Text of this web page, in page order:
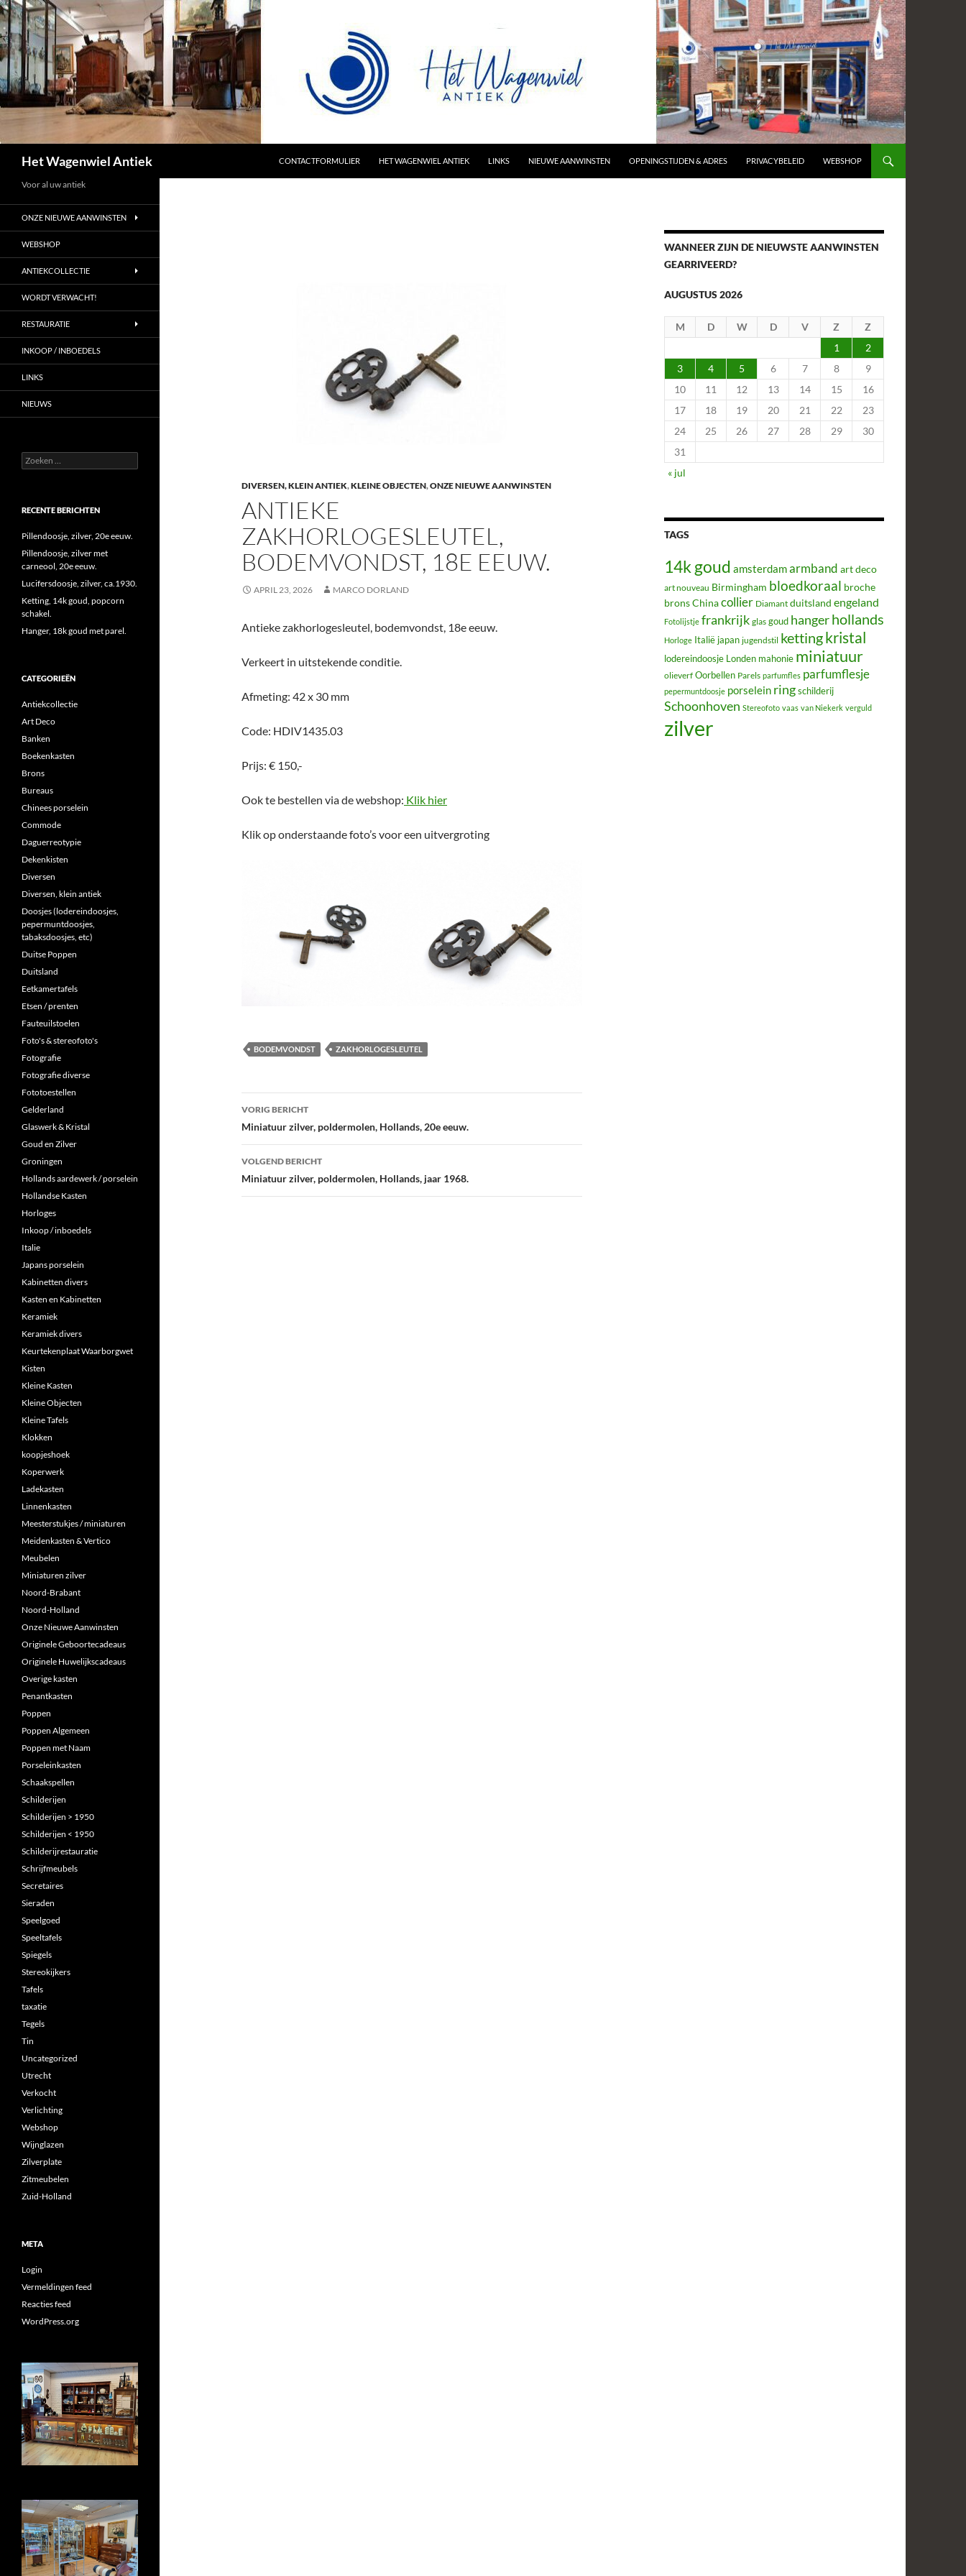
Het Wagenwiel Antiek
CONTACTFORMULIER
HET WAGENWIEL ANTIEK LINKS NIEUWE AANWINSTEN OPENINGSTIJDEN & ADRES PRIVACYBELEID WEBSHOP
DIVERSEN, KLEIN ANTIEK,KLEINE OBJECTEN,ONZE NIEUWE AANWINSTEN
ANTIEKE
ZAKHORLOGESLEUTEL,
BODEMVONDST, 18E EEUW.
APRIL 23, 2026 MARCO DORLAND
Antieke zakhorlogesleutel, bodemvondst, 18e eeuw.
Verkeert in uitstekende conditie.
Afmeting: 42 x 30 mm
Code: HDIV1435.03
Prijs: € 150,-
Ook te bestellen via de webshop: Klik hier
Klik op onderstaande foto’s voor een uitvergroting
BODEMVONDST ZAKHORLOGESLEUTEL
Berichtnavigatie
VORIG BERICHT
Miniatuur zilver, poldermolen, Hollands, 20e eeuw.
VOLGEND BERICHT
Miniatuur zilver, poldermolen, Hollands, jaar 1968.
WANNEER ZIJN DE NIEUWSTE AANWINSTEN
GEARRIVEERD?
AUGUSTUS 2026
M D W D V Z
Z
1
2
3
4 5 6 7 8
9
10
11 12 13 14 15
16
17
18 19 20 21 22
23
24
25 26 27 28 29
30
31
« jul
TAGS
14k goud amsterdamarmband art deco
art nouveau Birmingham bloedkoraal broche
bronsChinacollier Diamant duitsland engeland
Fotolijstje frankrijk glas goud hangerhollands
Horloge Italië japan jugendstil kettingkristal
lodereindoosje Londen mahonie miniatuur
olieverf Oorbellen Parels parfumfles parfumflesje
pepermuntdoosje porselein ringschilderij
Schoonhoven Stereofoto vaas van Niekerk verguld
zilver
Voor al uw antiek
ONZE NIEUWE AANWINSTEN
WEBSHOP
ANTIEKCOLLECTIE
WORDT VERWACHT!
RESTAURATIE
INKOOP / INBOEDELS
LINKS
NIEUWS
Zoeken
naar:
RECENTE BERICHTEN
Pillendoosje, zilver, 20e eeuw.
Pillendoosje, zilver met
carneool, 20e eeuw.
Lucifersdoosje, zilver, ca.1930.
Ketting, 14k goud, popcorn
schakel.
Hanger, 18k goud met parel.
CATEGORIEËN
Antiekcollectie
Art Deco
Banken
Boekenkasten
Brons
Bureaus
Chinees porselein
Commode
Daguerreotypie
Dekenkisten
Diversen
Diversen, klein antiek
Doosjes (lodereindoosjes,
pepermuntdoosjes,
tabaksdoosjes, etc)
Duitse Poppen
Duitsland
Eetkamertafels
Etsen / prenten
Fauteuilstoelen
Foto's & stereofoto's
Fotografie
Fotografie diverse
Fototoestellen
Gelderland
Glaswerk & Kristal
Goud en Zilver
Groningen
Hollands aardewerk / porselein
Hollandse Kasten
Horloges
Inkoop / inboedels
Italie
Japans porselein
Kabinetten divers
Kasten en Kabinetten
Keramiek
Keramiek divers
Keurtekenplaat Waarborgwet
Kisten
Kleine Kasten
Kleine Objecten
Kleine Tafels
Klokken
koopjeshoek
Koperwerk
Ladekasten
Linnenkasten
Meesterstukjes / miniaturen
Meidenkasten & Vertico
Meubelen
Miniaturen zilver
Noord-Brabant
Noord-Holland
Onze Nieuwe Aanwinsten
Originele Geboortecadeaus
Originele Huwelijkscadeaus
Overige kasten
Penantkasten
Poppen
Poppen Algemeen
Poppen met Naam
Porseleinkasten
Schaakspellen
Schilderijen
Schilderijen > 1950
Schilderijen < 1950
Schilderijrestauratie
Schrijfmeubels
Secretaires
Sieraden
Speelgoed
Speeltafels
Spiegels
Stereokijkers
Tafels
taxatie
Tegels
Tin
Uncategorized
Utrecht
Verkocht
Verlichting
Webshop
Wijnglazen
Zilverplate
Zitmeubelen
Zuid-Holland
META
Login
Vermeldingen feed
Reacties feed
WordPress.org